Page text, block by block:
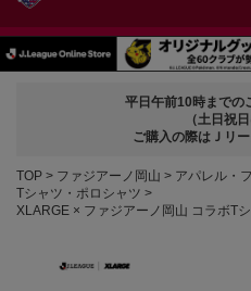
平日午前10時までの
（土日祝
ご購入の際はＪリー
TOP ファジアーノ岡山
アパレル・
Tシャツ・ポロシャツ
XLARGE × ファジアーノ岡山 コラボT